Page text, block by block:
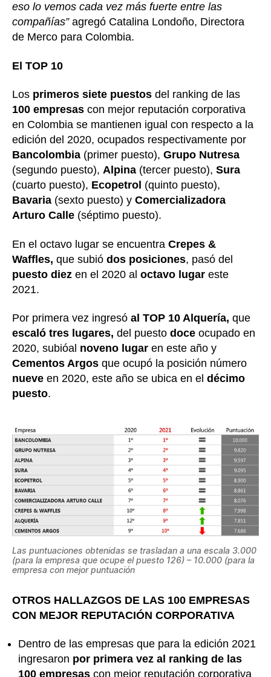
eso lo vemos cada vez más fuerte entre las
compañías” agregó Catalina Londoño, Directora
de Merco para Colombia.
El TOP 10
Los primeros siete puestos del ranking de las
100 empresas con mejor reputación corporativa
en Colombia se mantienen igual con respecto a la
edición del 2020, ocupados respectivamente por
Bancolombia (primer puesto), Grupo Nutresa
(segundo puesto), Alpina (tercer puesto), Sura
(cuarto puesto), Ecopetrol (quinto puesto),
Bavaria (sexto puesto) y Comercializadora
Arturo Calle (séptimo puesto).
En el octavo lugar se encuentra Crepes &
Waffles, que subió dos posiciones, pasó del
puesto diez en el 2020 al octavo lugar este
2021.
Por primera vez ingresó al TOP 10 Alquería, que
escaló tres lugares, del puesto doce ocupado en
2020, subióal noveno lugar en este año y
Cementos Argos que ocupó la posición número
nueve en 2020, este año se ubica en el décimo
puesto.
Las puntuaciones obtenidas se trasladan a una escala 3.000
(para la empresa que ocupe el puesto 126) – 10.000 (para la
empresa con mejor puntuación
OTROS HALLAZGOS DE LAS 100 EMPRESAS
CON MEJOR REPUTACIÓN CORPORATIVA
Dentro de las empresas que para la edición 2021
ingresaron por primera vez al ranking de las
100 empresas con mejor reputación corporativa